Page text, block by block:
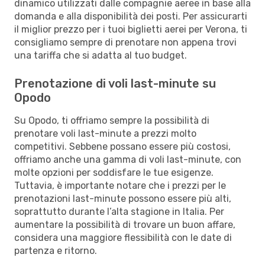
dinamico utilizzati dalle compagnie aeree in base alla
domanda e alla disponibilità dei posti. Per assicurarti
il miglior prezzo per i tuoi biglietti aerei per Verona, ti
consigliamo sempre di prenotare non appena trovi
una tariffa che si adatta al tuo budget.
Prenotazione di voli last-minute su
Opodo
Su Opodo, ti offriamo sempre la possibilità di
prenotare voli last-minute a prezzi molto
competitivi. Sebbene possano essere più costosi,
offriamo anche una gamma di voli last-minute, con
molte opzioni per soddisfare le tue esigenze.
Tuttavia, è importante notare che i prezzi per le
prenotazioni last-minute possono essere più alti,
soprattutto durante l’alta stagione in Italia. Per
aumentare la possibilità di trovare un buon affare,
considera una maggiore flessibilità con le date di
partenza e ritorno.